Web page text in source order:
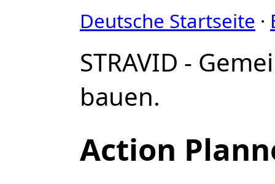
Deutsche Startseite ·
STRAVID -
bauen.
Action